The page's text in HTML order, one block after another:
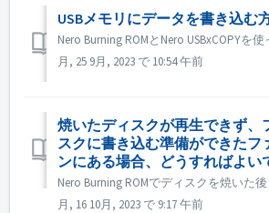
USBメモリにデータを書き込む
月, 25 9月, 2023 で 10:54 午前
焼いたディスクが再生できず、
スクに書き込む準備ができたフ
ンにある場合、どうすればよい
月, 16 10月, 2023 で 9:17 午前